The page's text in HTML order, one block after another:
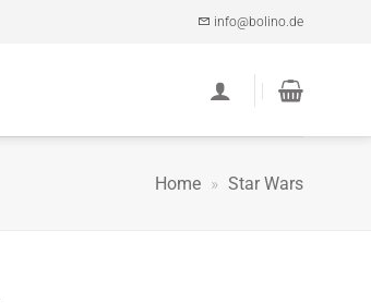
info@bolino.de
Home » Star Wars